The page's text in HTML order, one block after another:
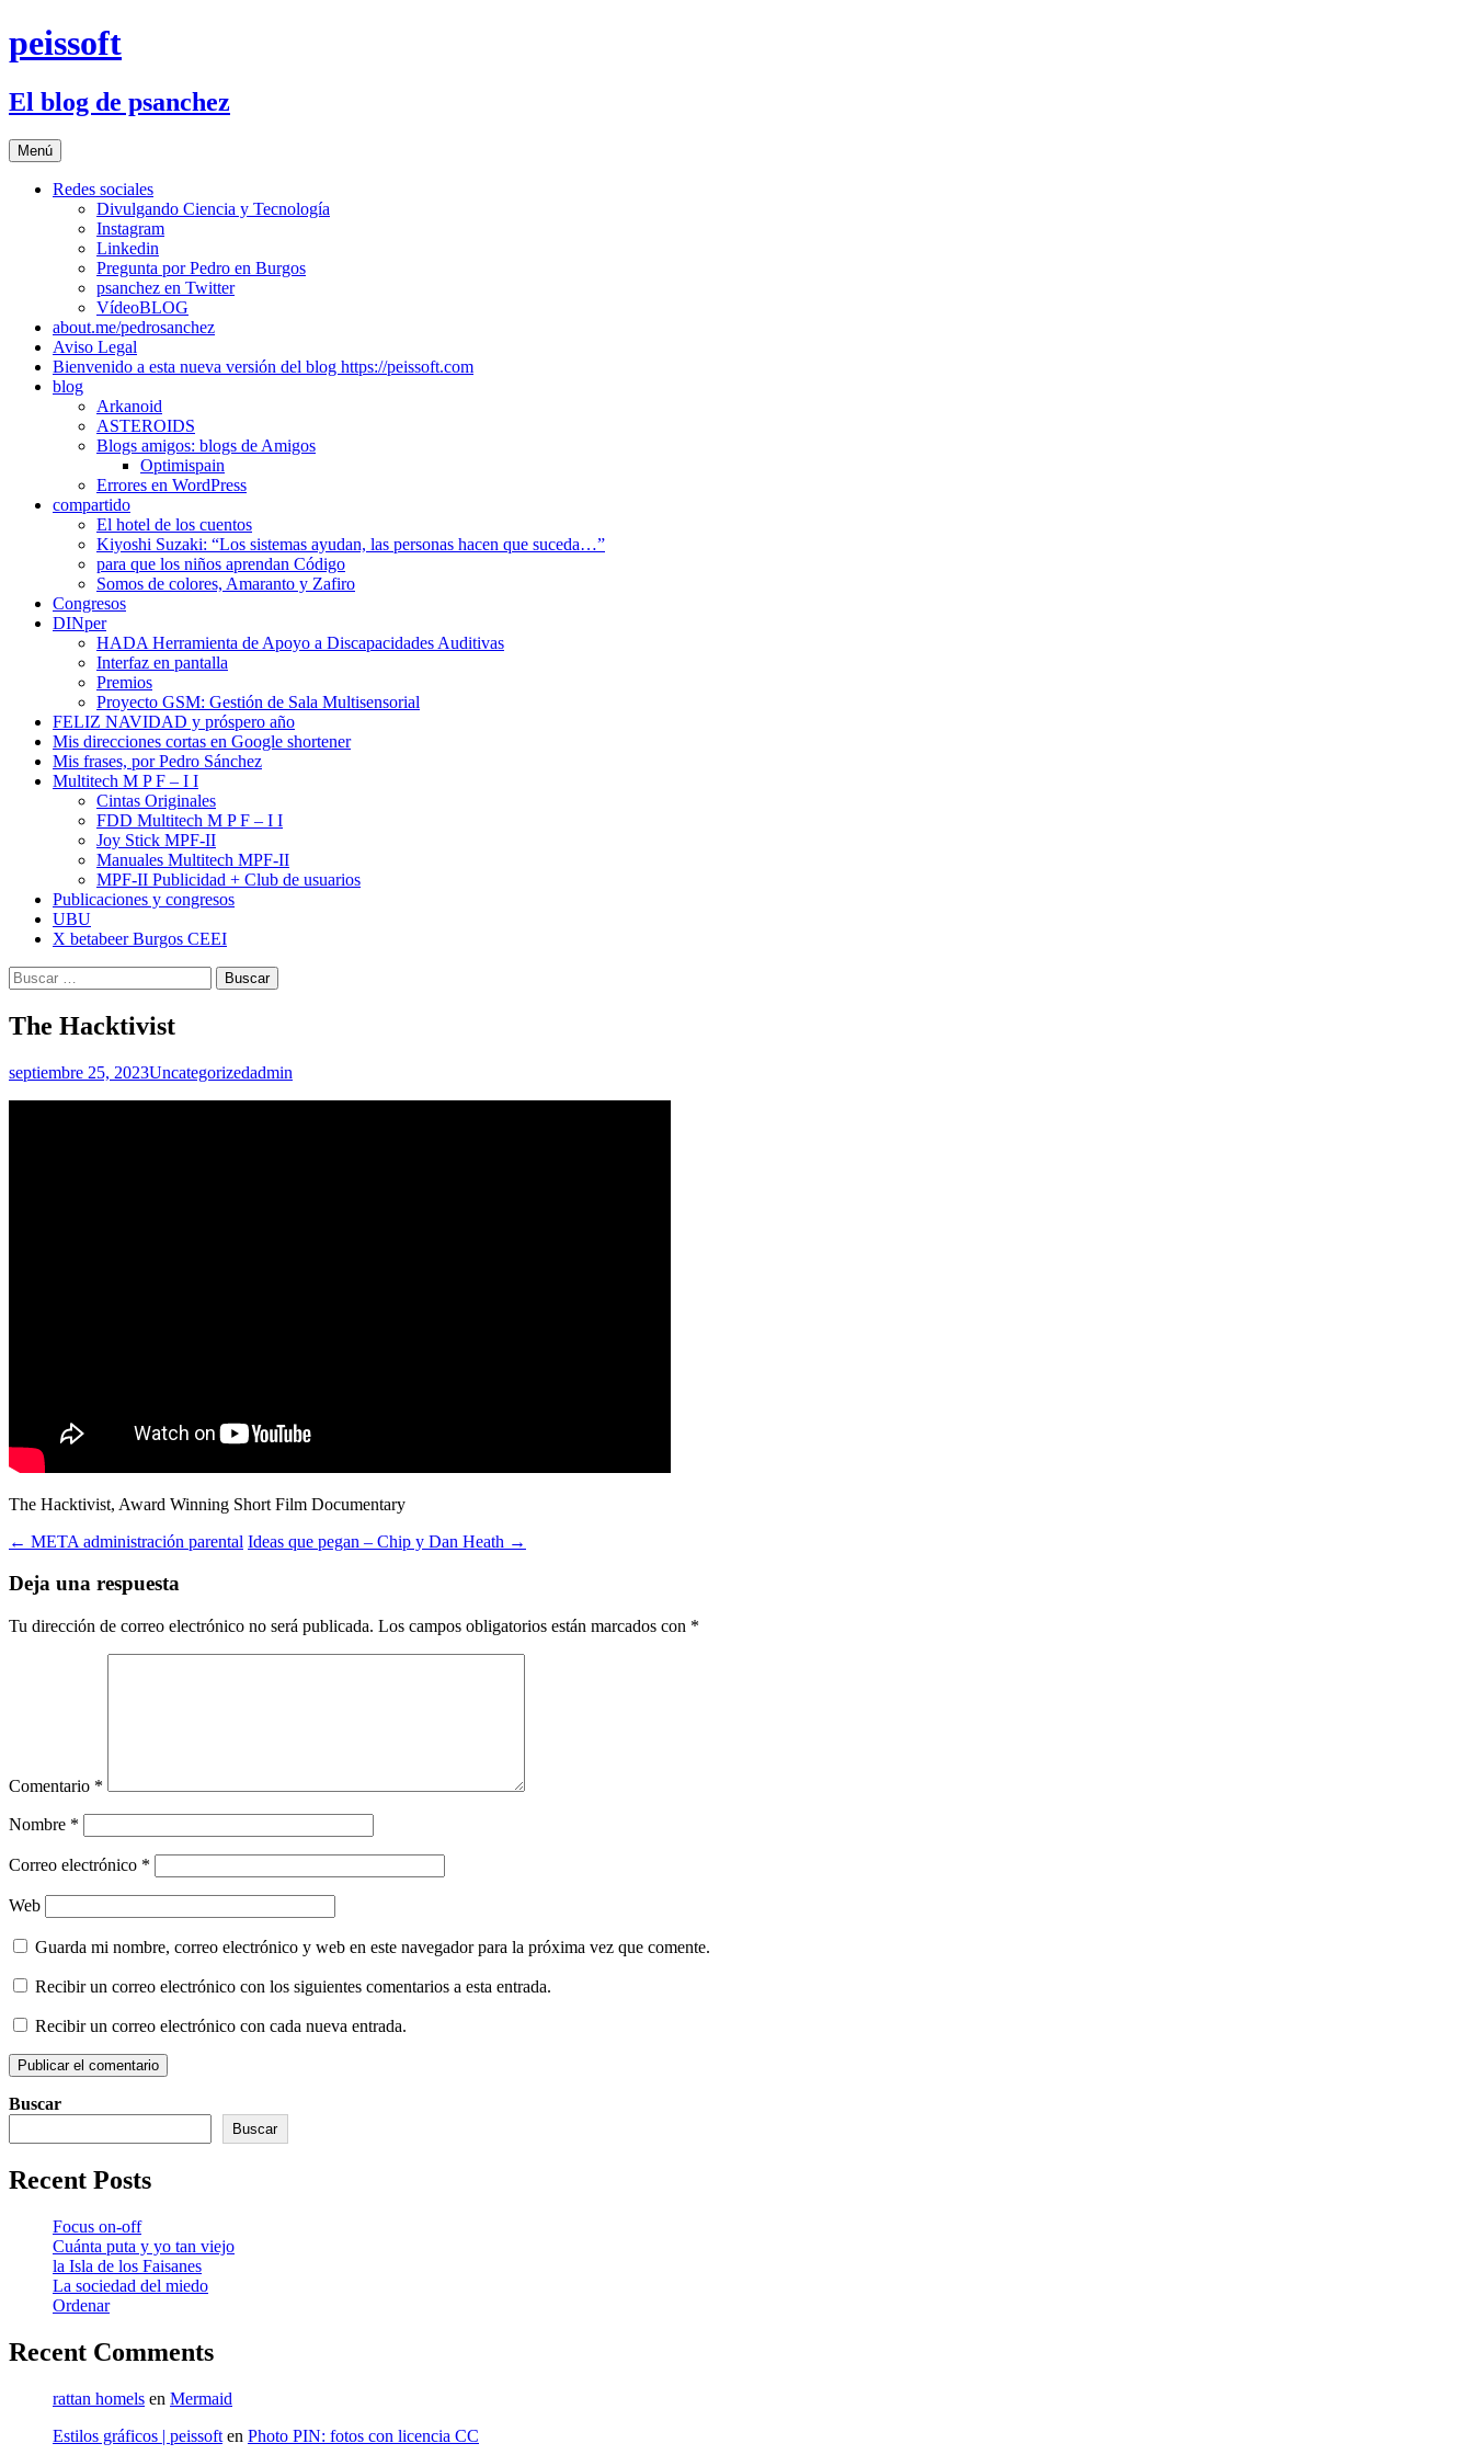
Saltar
al
peissoft
El blog de psanchez
Menú
Redes sociales
Divulgando Ciencia y Tecnología
Instagram
Linkedin
Pregunta por Pedro en Burgos
psanchez en Twitter
VídeoBLOG
about.me/pedrosanchez
Aviso Legal
Bienvenido a esta nueva versión del blog https://peissoft.com
blog
Arkanoid
ASTEROIDS
Blogs amigos: blogs de Amigos
Optimispain
Errores en WordPress
compartido
El hotel de los cuentos
Kiyoshi Suzaki: “Los sistemas ayudan, las personas hacen que suceda…”
para que los niños aprendan Código
Somos de colores, Amaranto y Zafiro
Congresos
DINper
HADA Herramienta de Apoyo a Discapacidades Auditivas
Interfaz en pantalla
Premios
Proyecto GSM: Gestión de Sala Multisensorial
FELIZ NAVIDAD y próspero año
Mis direcciones cortas en Google shortener
Mis frases, por Pedro Sánchez
Multitech M P F – I I
Cintas Originales
FDD Multitech M P F – I I
Joy Stick MPF-II
Manuales Multitech MPF-II
MPF-II Publicidad + Club de usuarios
Publicaciones y congresos
UBU
X betabeer Burgos CEEI
Buscar:
The Hacktivist
septiembre 25, 2023Uncategorizedadmin
The Hacktivist, Award Winning Short Film Documentary
Navegación
de
entradas
← META administración parental Ideas que pegan – Chip y Dan Heath →
Deja una respuesta
Tu dirección de correo electrónico no será publicada. Los campos obligatorios están marcados con *
Comentario *
Nombre *
Correo electrónico *
Web
Guarda mi nombre, correo electrónico y web en este navegador para la próxima vez que comente.
Recibir un correo electrónico con los siguientes comentarios a esta entrada.
Recibir un correo electrónico con cada nueva entrada.
Buscar
Buscar
Recent Posts
Focus on-off
Cuánta puta y yo tan viejo
la Isla de los Faisanes
La sociedad del miedo
Ordenar
Recent Comments
rattan homels en Mermaid
Estilos gráficos | peissoft en Photo PIN: fotos con licencia CC